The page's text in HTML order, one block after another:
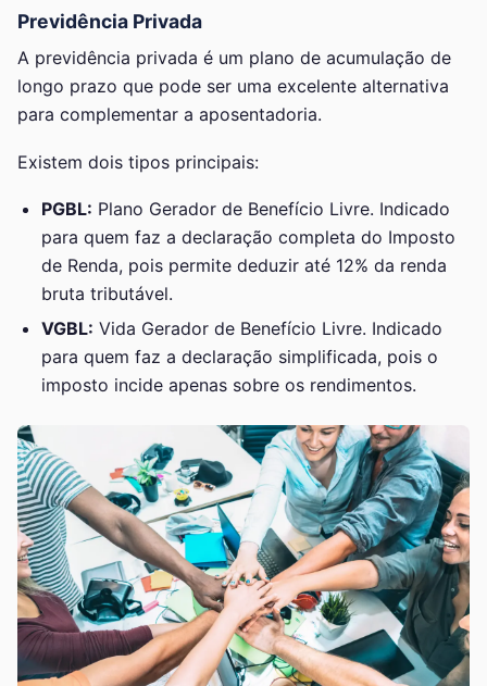
Previdência Privada
A previdência privada é um plano de acumulação de
longo prazo que pode ser uma excelente alternativa
para complementar a aposentadoria.
Existem dois tipos principais:
PGBL: Plano Gerador de Benefício Livre. Indicado
para quem faz a declaração completa do Imposto
de Renda, pois permite deduzir até 12% da renda
bruta tributável.
VGBL: Vida Gerador de Benefício Livre. Indicado
para quem faz a declaração simplificada, pois o
imposto incide apenas sobre os rendimentos.